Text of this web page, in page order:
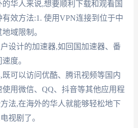
华人来说,想要顺利下载和观看国
效方法:1. 使用VPN连接到位于中
域限制。
设计的加速器,如回国加速器、番
度。
可以访问优酷、腾讯视频等国内
用微信、QQ、抖音等其他应用程
法,在海外的华人就能够轻松地下
视剧了。